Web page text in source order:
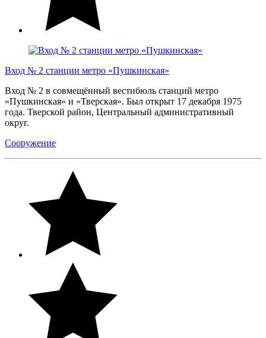
Вход № 2 станции метро «Пушкинская»
Вход № 2 в совмещённый вестибюль станций метро
«Пушкинская» и «Тверская». Был открыт 17 декабря 1975
года. Тверской район, Центральный административный
округ.
Сооружение